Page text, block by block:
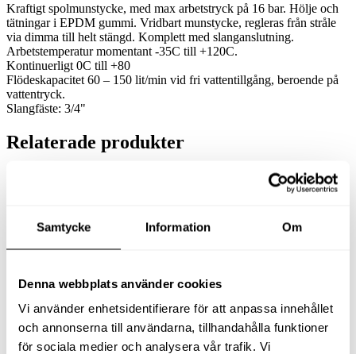
Samtycke Information Om
Denna webbplats använder cookies
Vi använder enhetsidentifierare för att anpassa innehållet
och annonserna till användarna, tillhandahålla funktioner
för sociala medier och analysera vår trafik. Vi
Kraftigt spolmunstycke, med max arbetstryck på 16 bar. Hölje och
tätningar i EPDM gummi. Vridbart munstycke, regleras från stråle
via dimma till helt stängd. Komplett med slanganslutning.
Arbetstemperatur momentant -35C till +120C.
Kontinuerligt 0C till +80
Flödeskapacitet 60 – 150 lit/min vid fri vattentillgång, beroende på
vattentryck.
Slangfäste: 3/4"
Relaterade produkter
SVIRVEL 1/4″x1/4″
INVxUTV
278kr
exkl moms
inkl moms)
Köp
NIPPEL TYP KEW
279
exkl moms
(348.75 kr inkl moms)
Köp